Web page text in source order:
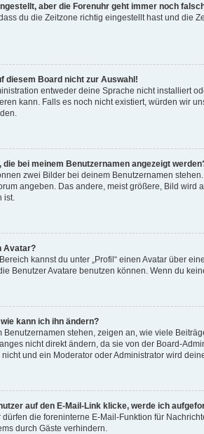
aber die Forenuhr geht immer noch
du die Zeitzone richtig eingestellt hast und die
diesem Board nicht zur Auswahl!
entweder deine Sprache nicht installiert
kann. Falls es noch nicht existiert, würden wir
die bei meinem Benutzernamen angezeigt
zwei Bilder bei deinem Benutzernamen
angeben. Das andere, meist größere, Bild
ist.
Avatar?
kannst du unter „Profil“ einen Avatar über
Benutzer Avatare benutzen können. Wenn du
kann ich ihn ändern?
Benutzernamen stehen, zeigen an, wie viele
nicht direkt ändern, da sie von der Board-
und ein Moderator oder Administrator wird
auf den E-Mail-Link klicke, werde ich
dürfen die foreninterne E-Mail-Funktion für
durch Gäste verhindern.